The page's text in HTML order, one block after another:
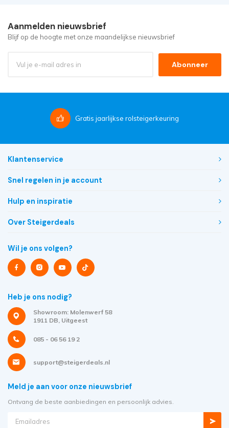
Aanmelden nieuwsbrief
Blijf op de hoogte met onze maandelijkse nieuwsbrief
Abonneer
Gratis jaarlijkse rolsteigerkeuring
Klantenservice
Snel regelen in je account
Hulp en inspiratie
Over Steigerdeals
Wil je ons volgen?
Heb je ons nodig?
Showroom: Molenwerf 58
1911 DB, Uitgeest
085 - 06 56 19 2
support@steigerdeals.nl
Meld je aan voor onze nieuwsbrief
Ontvang de beste aanbiedingen en persoonlijk advies.